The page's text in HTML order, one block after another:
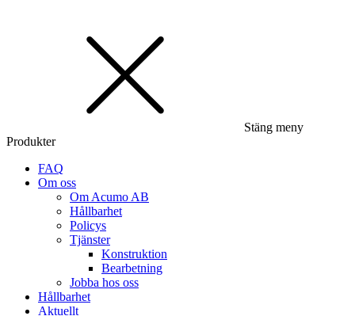
Stäng meny
Produkter
FAQ
Om oss
Om Acumo AB
Hållbarhet
Policys
Tjänster
Konstruktion
Bearbetning
Jobba hos oss
Hållbarhet
Aktuellt